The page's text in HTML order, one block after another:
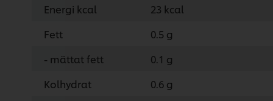
Energi kcal
23 kcal
Fett
0.5 g
- mättat fett
0.1 g
Kolhydrat
0.6 g